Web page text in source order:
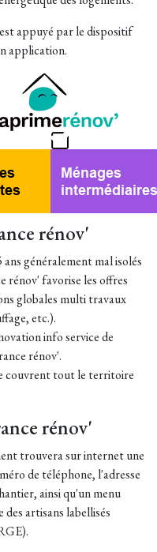
est appuyé par le dispositif
application.
rénov'
généralement mal isolés
rénov' favorise les offres
globales multi travaux
etc.).
info service de
rénov'.
couvrent tout le territoire
rénov'
trouvera sur internet une
de téléphone, l'adresse
ainsi qu'un menu
artisans labellisés